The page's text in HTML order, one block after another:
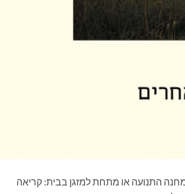
התנועה או מתחת למזגן בבית: קריאה